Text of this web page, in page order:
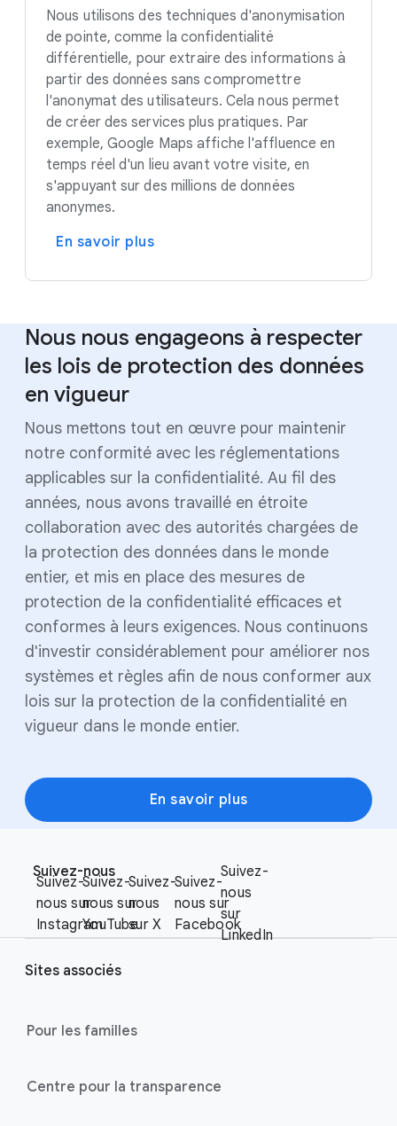
Nous utilisons des techniques d'anonymisation
de pointe, comme la confidentialité
différentielle, pour extraire des informations à
partir des données sans compromettre
l'anonymat des utilisateurs. Cela nous permet
de créer des services plus pratiques. Par
exemple, Google Maps affiche l'affluence en
temps réel d'un lieu avant votre visite, en
s'appuyant sur des millions de données
anonymes.
En savoir plus
Nous nous engageons à respecter
les lois de protection des données
en vigueur
Nous mettons tout en œuvre pour maintenir
notre conformité avec les réglementations
applicables sur la confidentialité. Au fil des
années, nous avons travaillé en étroite
collaboration avec des autorités chargées de
la protection des données dans le monde
entier, et mis en place des mesures de
protection de la confidentialité efficaces et
conformes à leurs exigences. Nous continuons
d'investir considérablement pour améliorer nos
systèmes et règles afin de nous conformer aux
lois sur la protection de la confidentialité en
vigueur dans le monde entier.
En savoir plus
e
S
o
c
l
d
e
Suivez-nous
Suivez-
nous sur
Instagram
Suivez-
nous sur
YouTube
Suivez-
nous
sur X
Suivez-
nous sur
Facebook
Suivez-
nous
sur
LinkedIn
Sites associés
Pour les familles
Centre pour la transparence